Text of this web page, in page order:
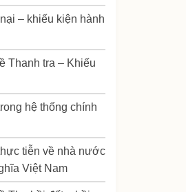
– khiếu kiện hành
Thanh tra – Khiếu
hệ thống chính
tiễn về nhà nước
Việt Nam